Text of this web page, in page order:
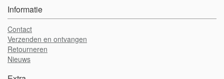
Informatie
Contact
Verzenden en ontvangen
Retourneren
Nieuws